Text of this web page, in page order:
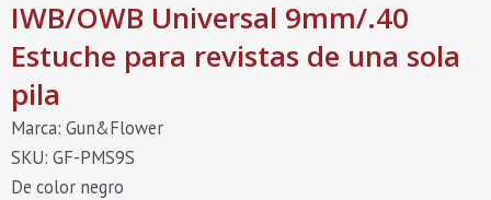
IWB/OWB Universal 9mm/.40
Estuche para revistas de una sola
pila
Marca: Gun&Flower
SKU: GF-PMS9S
De color negro